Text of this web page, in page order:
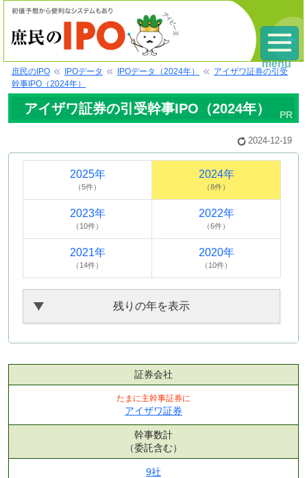
庶民のIPO IPOデータ IPOデータ（2024年）
アイザワ証券の引受
幹事IPO（2024年）
アイザワ証券の引受幹事IPO（2024年）
2024-12-19
2025年
（5件）
2024年
（8件）
2023年
（10件）
2022年
（6件）
2021年
（14件）
2020年
（10件）
残りの年を表示
証券会社
たまに主幹事証券に
アイザワ証券
幹事数計
（委託含む）
9社
menu